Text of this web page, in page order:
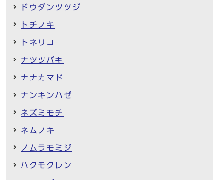
ドウダンツツジ
トチノキ
トネリコ
ナツツバキ
ナナカマド
ナンキンハゼ
ネズミモチ
ネムノキ
ノムラモミジ
ハクモクレン